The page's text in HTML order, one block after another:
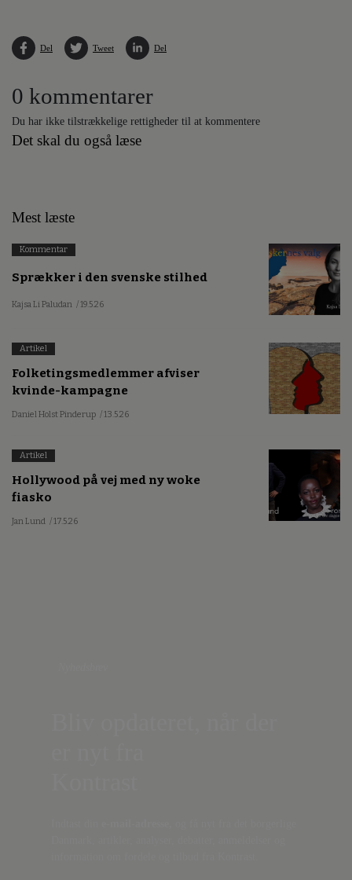
Del Tweet Del
0 kommentarer
Du har ikke tilstrækkelige rettigheder til at kommentere
Det skal du også læse
Mest læste
Kommentar
Sprækker i den svenske stilhed
Kajsa Li Paludan / 19.5.26
Artikel
Folketingsmedlemmer afviser
kvinde-kampagne
Daniel Holst Pinderup / 13.5.26
Artikel
Hollywood på vej med ny woke
fiasko
Jan Lund / 17.5.26